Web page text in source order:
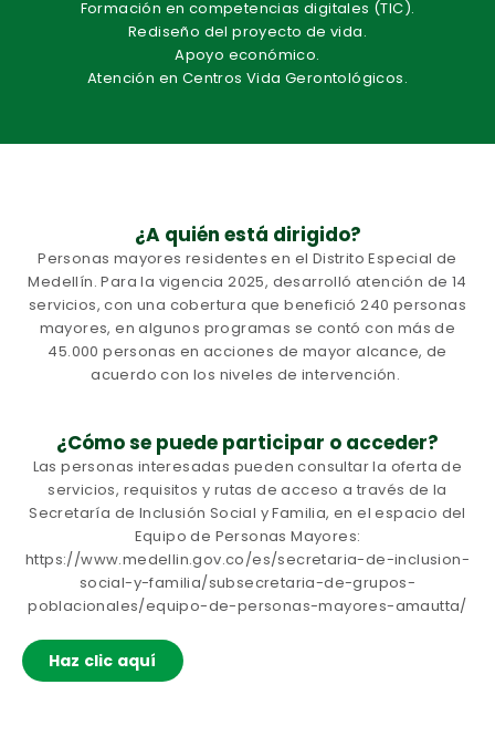
Formación en competencias digitales (TIC).
Rediseño del proyecto de vida.
Apoyo económico.
Atención en Centros Vida Gerontológicos.
¿A quién está dirigido?
Personas mayores residentes en el Distrito Especial de
Medellín. Para la vigencia 2025, desarrolló atención de 14
servicios, con una cobertura que benefició 240 personas
mayores, en algunos programas se contó con más de
45.000 personas en acciones de mayor alcance, de
acuerdo con los niveles de intervención.
¿Cómo se puede participar o acceder?
Las personas interesadas pueden consultar la oferta de
servicios, requisitos y rutas de acceso a través de la
Secretaría de Inclusión Social y Familia, en el espacio del
Equipo de Personas Mayores:
https://www.medellin.gov.co/es/secretaria-de-inclusion-
social-y-familia/subsecretaria-de-grupos-
poblacionales/equipo-de-personas-mayores-amautta/
Haz clic aquí